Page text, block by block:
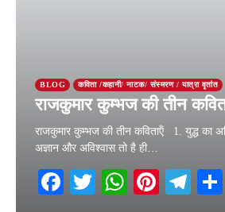
BLOG कविता /कहानी/ नाटक/ संस्मरण / यात्रा वृतांत
राजकुमार कुम्भज की तीन
राजकुमार कुम्भज की तीन कविताऍं 1. युद्ध का
अज्ञान और अविश्वास तो है ही…
Facebook
TwitterWhatsApp